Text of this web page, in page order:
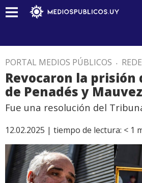
PORTAL MEDIOS PÚBLICOS .
Revocaron la
de Penadés y
Fue una resolución del
12.02.2025 | tiempo de lectura: < 1